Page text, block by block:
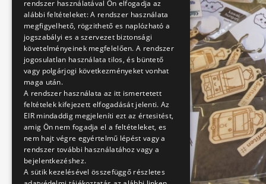
rendszer használatával Ön elfogadja az
alábbi feltételeket: A rendszer használata
megfigyelhető, rögzithető es naplózható a
jogszabályi es a szervezet biztonsági
követelményeinek megfelelően. A rendszer
jogosulatlan használata tilos, és büntető
vagy polgárjogi következményeket vonhat
maga után.
A rendszer használata az itt ismertetett
feltételek kifejezett elfogadását jelenti. Az
EIR mindaddig megjeleníti ezt az értesitést,
amig Ön nem fogadja el a feltételeket, es
nem hajt végre egyértelmű lépést vagy a
rendszer további használatához vagy a
bejelentkezéshez.
A sütik kezelésével összefüggő részletes